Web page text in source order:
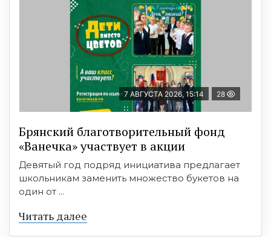
7 АВГУСТА 2026, 15:14 28
Брянский благотворительный фонд
«Ванечка» участвует в акции
Девятый год подряд инициатива предлагает
школьникам заменить множество букетов на
один от ...
Читать далее